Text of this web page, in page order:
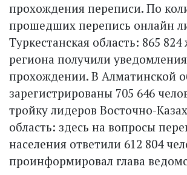
прохождения переписи. По
прошедших перепись онлайн
Туркестанская область: 865
региона получили
прохождении. В Алматинской
зарегистрированы 705 646
тройку лидеров Восточно-
область: здесь на вопросы
населения ответили 612 804
проинформировал глава